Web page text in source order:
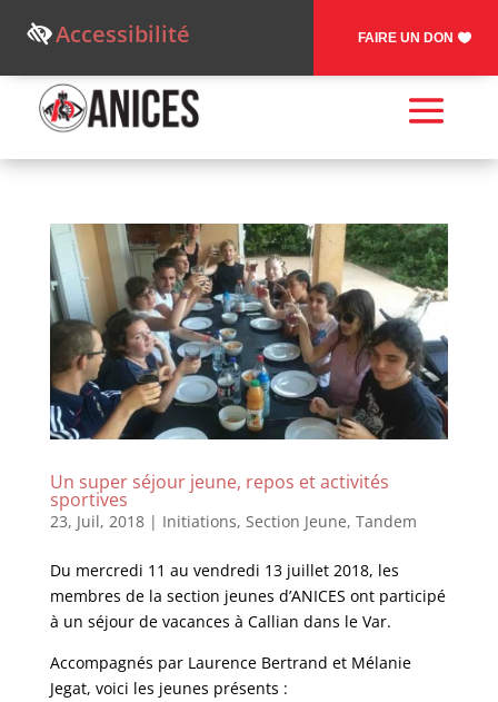
Accessibilité FAIRE UN DON
Un super séjour jeune, repos et activités
sportives
23, Juil, 2018| Initiations, Section Jeune, Tandem
Du mercredi 11 au vendredi 13 juillet 2018, les
membres de la section jeunes d’ANICES ont participé
à un séjour de vacances à Callian dans le Var.
Accompagnés par Laurence Bertrand et Mélanie
Jegat, voici les jeunes présents :